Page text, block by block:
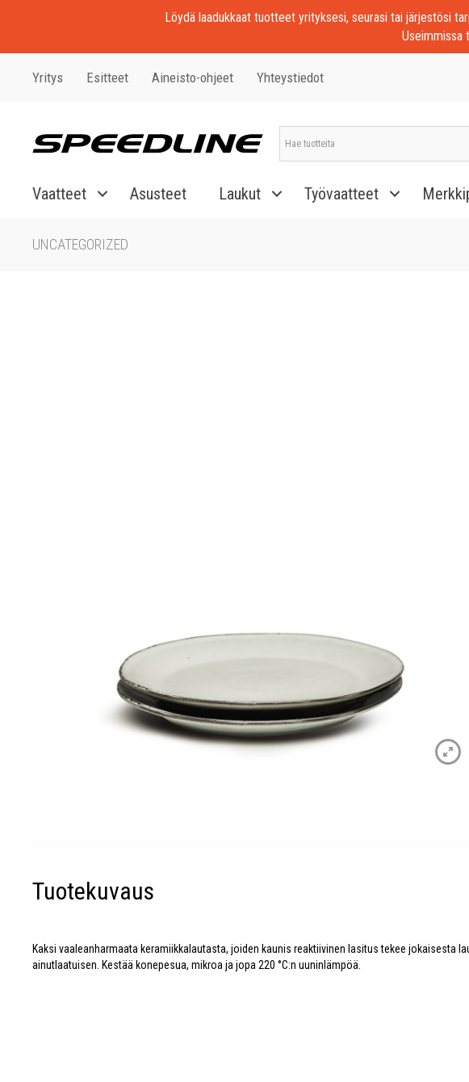
Löydä laadukkaat tuotteet yrityksesi, seurasi tai järjestösi
Useimmissa
Yritys Esitteet Aineisto-ohjeet Yhteystiedot
Vaatteet Asusteet Laukut Työvaatteet
UNCATEGORIZED
Tuotekuvaus
Kaksi vaaleanharmaata keramiikkalautasta, joiden kaunis reaktiivinen lasitus tekee jokaisesta
ainutlaatuisen. Kestää konepesua, mikroa ja jopa 220 °C:n uuninlämpöä.